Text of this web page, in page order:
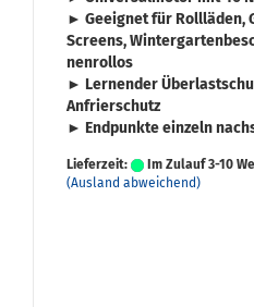
► Ge­eig­net für Roll­lä­den,
Screens,
nen­rol­los
► Ler­nen­der
An­frier­schutz
► End­punk­te ein­zeln
Lieferzeit:
Im Zulauf 3-10
(Ausland abweichend)